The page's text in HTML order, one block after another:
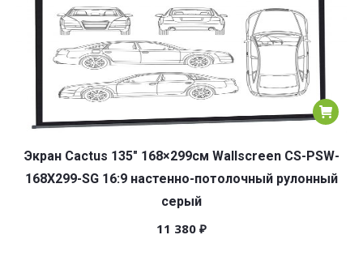
Экран Cactus 135″ 168×299см Wallscreen CS-PSW-
168X299-SG 16:9 настенно-потолочный рулонный
серый
11 380 ₽